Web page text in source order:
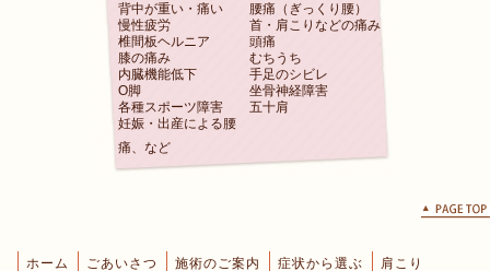
背中が重い・痛い
腰痛（ぎっくり腰）
慢性疲労
首・肩こりなどの痛み
椎間板ヘルニア
頭痛
膝の痛み
むちうち
内臓機能低下
手足のシビレ
O脚
坐骨神経障害
各種スポーツ障害
五十肩
妊娠・出産による腰
痛、など
ホーム ごあいさつ 施術のご案内 症状から選ぶ 肩こり